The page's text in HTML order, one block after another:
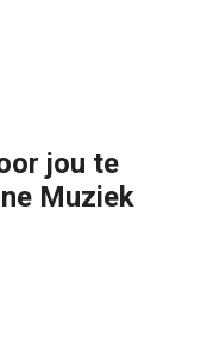
jou te
Muziek